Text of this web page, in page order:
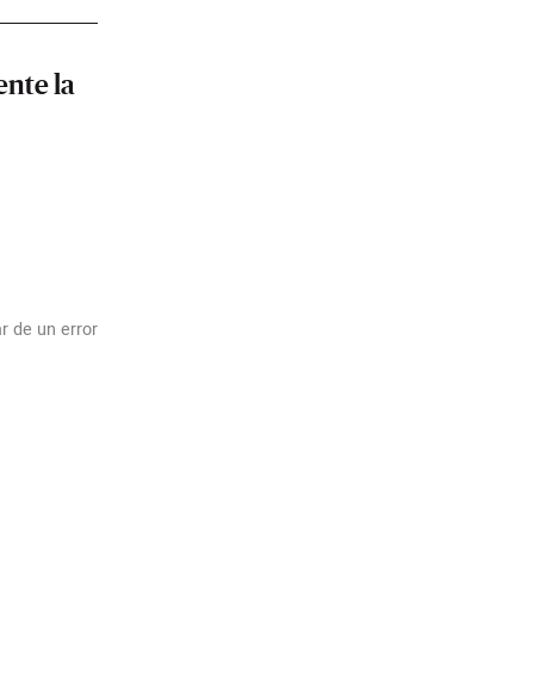
la
de un error